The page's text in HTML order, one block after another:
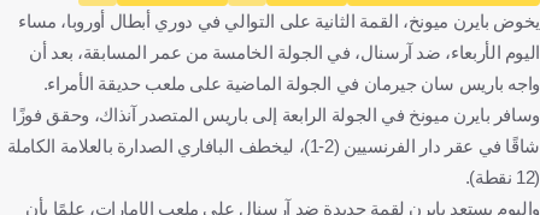
دوري أبطال أوروبا
إنجلترا ألمانيا كرة قدم
يخوض بايرن ميونخ، القمة الثانية على التوالي في دوري أبطال أوروبا، مساء
اليوم الأربعاء، ضد آرسنال، في الجولة الخامسة من عمر المسابقة، بعد أن
واجه باريس سان جيرمان في الجولة الماضية على ملعب حديقة الأمراء.
وسافر بايرن ميونخ في الجولة الرابعة إلى باريس المتصدر آنذاك، وحقق فوزًا
شاقًا في عقر دار الفرنسيين (2-1)، ليخطف البافاري الصدارة بالعلامة الكاملة
(12 نقطة).
واليوم يستعد بايرن لقمة جديدة ضد آرسنال على ملعب الإمارات، علمًا بأن